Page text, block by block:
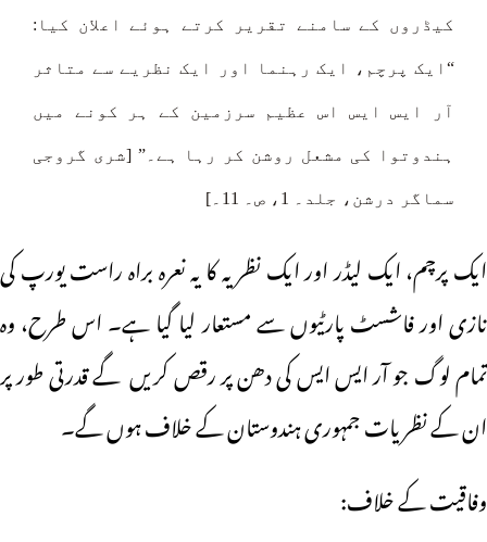
کیڈروں کے سامنے تقریر کرتے ہوئے اعلان کیا:
“ایک پرچم، ایک رہنما اور ایک نظریے سے متاثر
آر ایس ایس اس عظیم سرزمین کے ہر کونے میں
ہندوتوا کی مشعل روشن کر رہا ہے۔” [شری گروجی
سماگر درشن، جلد۔ 1، ص۔ 11۔]
ایک پرچم، ایک لیڈر اور ایک نظریہ کا یہ نعرہ براہ راست یورپ کی
نازی اور فاشسٹ پارٹیوں سے مستعار لیا گیا ہے۔ اس طرح، وہ
تمام لوگ جو آر ایس ایس کی دھن پر رقص کریں گے قدرتی طور پر
ان کے نظریات جمہوری ہندوستان کے خلاف ہوں گے۔
وفاقیت کے خلاف: